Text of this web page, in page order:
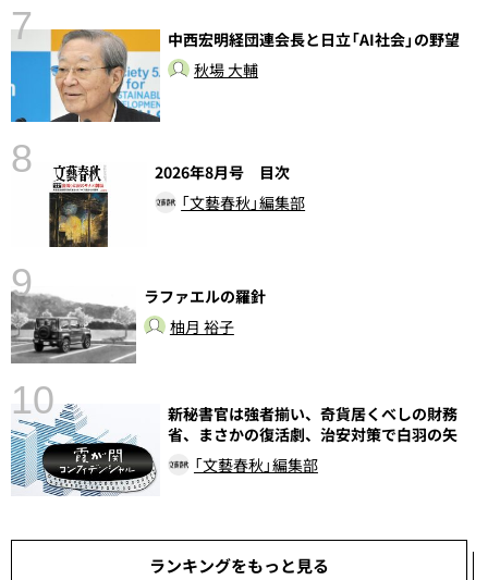
7
中西宏明経団連会長と日立「AI社会」の野望
秋場 大輔
8
2026年8月号 目次
「文藝春秋」編集部
9
ラファエルの羅針
柚月 裕子
10
新秘書官は強者揃い、奇貨居くべしの財務
省、まさかの復活劇、治安対策で白羽の矢
「文藝春秋」編集部
ランキングをもっと見る